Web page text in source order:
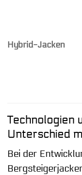
Hybrid-Jacken
Technologien
Unterschied
Bei der